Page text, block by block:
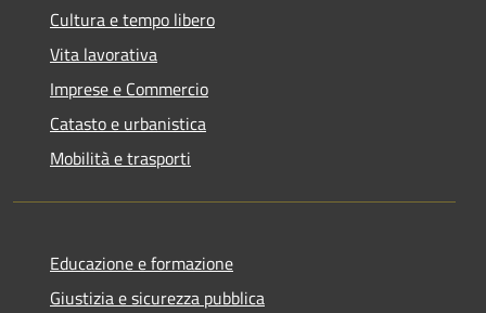
Cultura e tempo libero
Vita lavorativa
Imprese e Commercio
Catasto e urbanistica
Mobilità e trasporti
Educazione e formazione
Giustizia e sicurezza pubblica